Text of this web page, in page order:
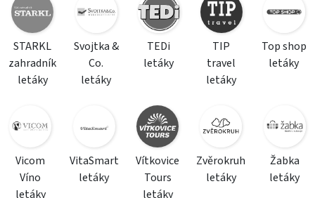
STARKL
zahradník
letáky
Svojtka &
Co.
letáky
TEDi
letáky
TIP
travel
letáky
Top shop
letáky
Vicom
Víno
letáky
VitaSmart
letáky
Vítkovice
Tours
letáky
Zvěrokruh
letáky
Žabka
letáky